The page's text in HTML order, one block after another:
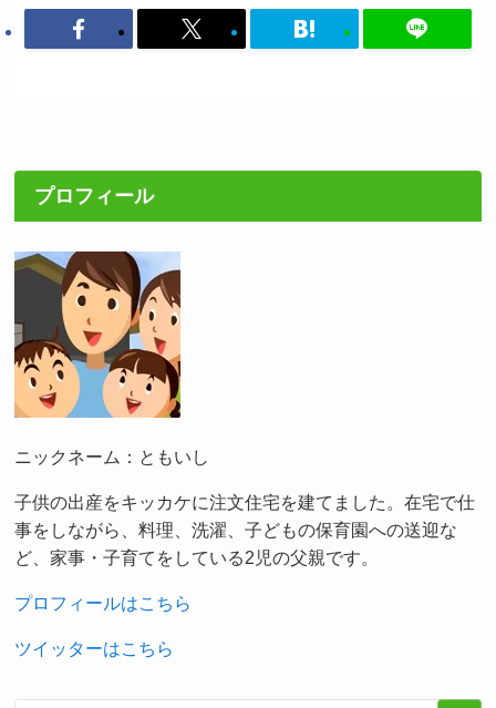
プロフィール
ニックネーム：ともいし
子供の出産をキッカケに注文住宅を建てました。在宅で仕
事をしながら、料理、洗濯、子どもの保育園への送迎な
ど、家事・子育てをしている2児の父親です。
プロフィールはこちら
ツイッターはこちら